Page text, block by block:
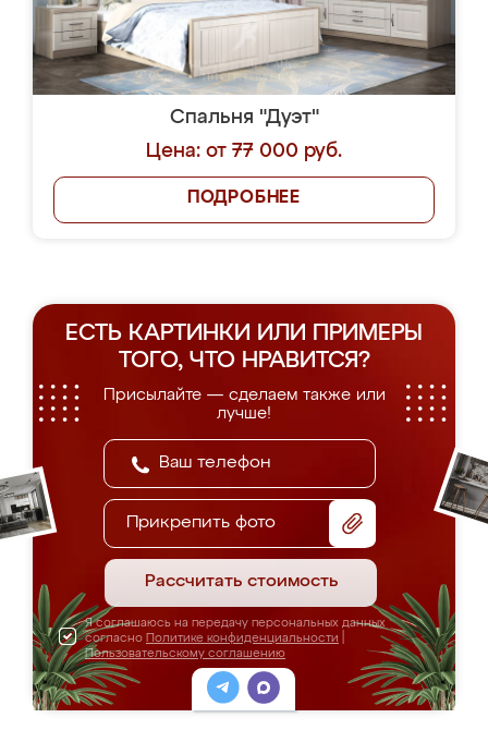
Спальня "Дуэт"
Цена: от 77 000 руб.
ПОДРОБНЕЕ
ЕСТЬ КАРТИНКИ ИЛИ ПРИМЕРЫ
ТОГО, ЧТО НРАВИТСЯ?
Присылайте — сделаем также или
лучше!
Прикрепить фото
Рассчитать стоимость
Я соглашаюсь на передачу персональных данных
согласно Политике конфиденциальности
Пользовательскому соглашению